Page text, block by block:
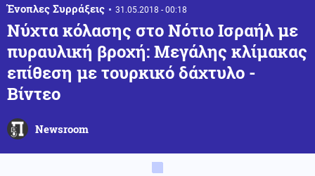
Ένοπλες Συρράξεις 31.05.2018 - 00:18
Νύχτα κόλασης στο Νότιο Ισραήλ με
πυραυλική βροχή: Μεγάλης κλίμακας
επίθεση με τουρκικό δάχτυλο -
Βίντεο
Newsroom